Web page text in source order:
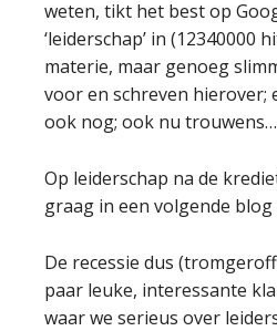
weten, tikt het best op
‘leiderschap’ in (12340000
materie, maar genoeg
voor en schreven hierover;
ook nog; ook nu trouwens…
Op leiderschap na de
graag in een volgende
De recessie dus
paar leuke, interessante
waar we serieus over